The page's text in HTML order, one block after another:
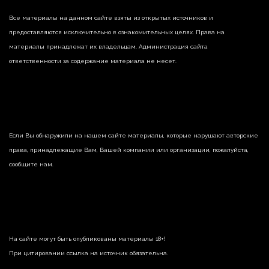
Все материалы на данном сайте взяты из открытых источников и
предоставляются исключительно в ознакомительных целях. Права на
материалы принадлежат их владельцам. Администрация сайта
ответственности за содержание материала не несет.
Если Вы обнаружили на нашем сайте материалы, которые нарушают авторские
права, принадлежащие Вам, Вашей компании или организации, пожалуйста,
сообщите нам.
На сайте могут быть опубликованы материалы 18+!
При цитировании ссылка на источник обязательна.